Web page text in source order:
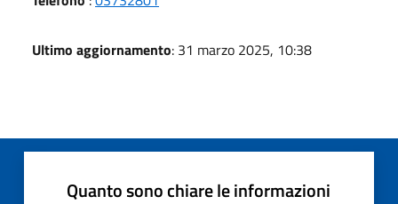
Ultimo aggiornamento: 31 marzo 2025, 10:38
Quanto sono chiare le informazioni